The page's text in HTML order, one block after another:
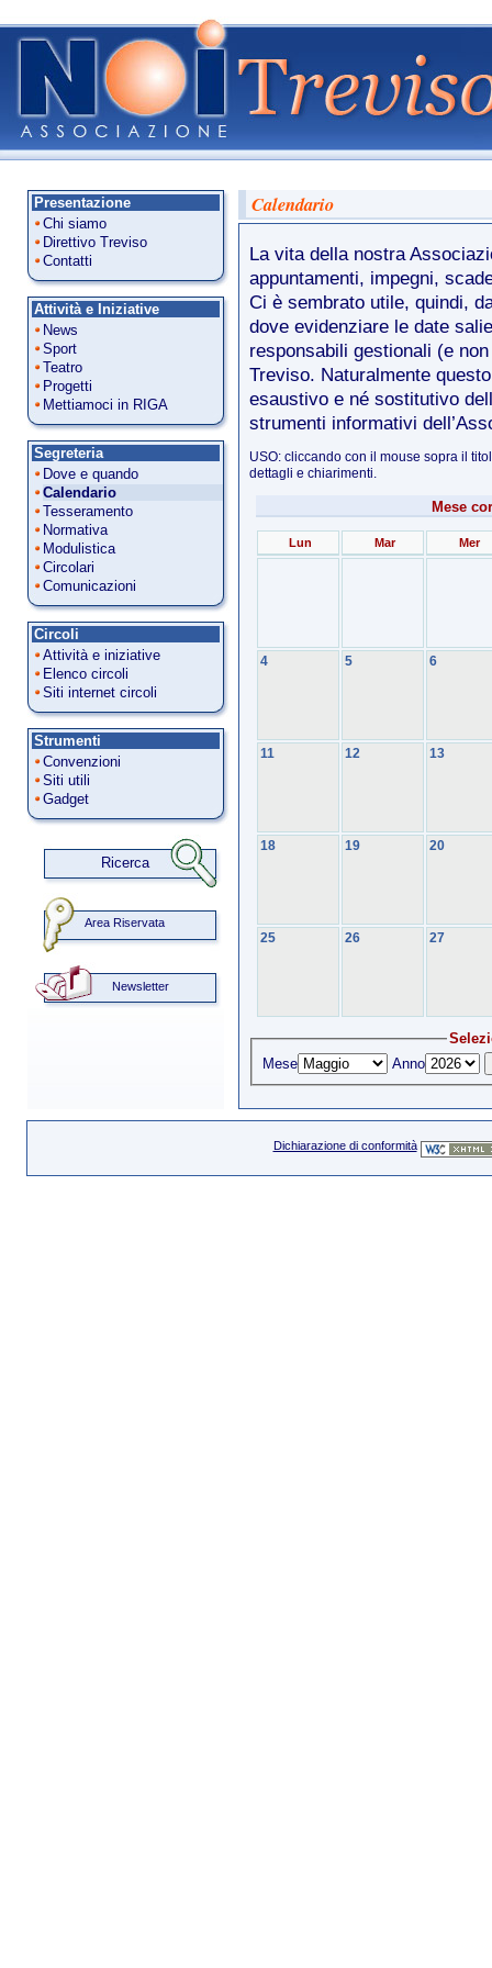
Presentazione
Chi siamo
Direttivo Treviso
Contatti
Attività e Iniziative
News
Sport
Teatro
Progetti
Mettiamoci in RIGA
Segreteria
Dove e quando
Calendario
Tesseramento
Normativa
Modulistica
Circolari
Comunicazioni
Circoli
Attività e iniziative
Elenco circoli
Siti internet circoli
Strumenti
Convenzioni
Siti utili
Gadget
Ricerca
Area Riservata
Newsletter
Calendario
La vita della nostra
appuntamenti, impegni,
Ci è sembrato utile, quindi,
dove evidenziare le date
responsabili gestionali (e
Treviso. Naturalmente
esaustivo e né sostitutivo
strumenti informativi
USO: cliccando con il mouse sopra il
dettagli e chiarimenti.
Mese
Lun Mar Mer
4 5 6
11 12 13
18 19 20
25 26 27
Mese
Anno
Dichiarazione di conformità